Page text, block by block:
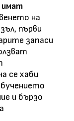
имат
на
първи
запаси
се хаби
и бързо